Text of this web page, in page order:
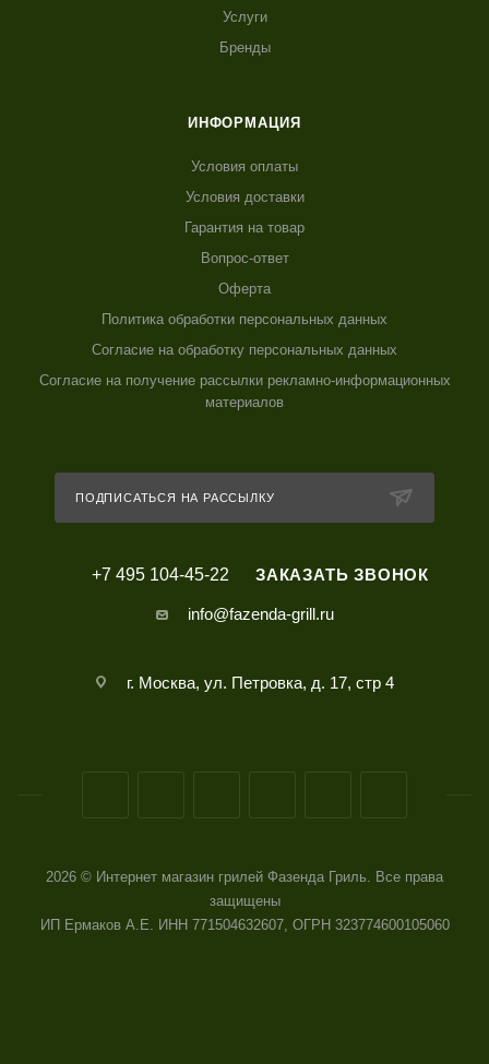
Услуги
Бренды
ИНФОРМАЦИЯ
Условия оплаты
Условия доставки
Гарантия на товар
Вопрос-ответ
Оферта
Политика обработки персональных данных
Согласие на обработку персональных данных
Согласие на получение рассылки рекламно-информационных
материалов
ПОДПИСАТЬСЯ НА РАССЫЛКУ
+7 495 104-45-22 ЗАКАЗАТЬ ЗВОНОК
info@fazenda-grill.ru
г. Москва, ул. Петровка, д. 17, стр 4
2026 © Интернет магазин грилей Фазенда Гриль. Все права
защищены
ИП Ермаков А.Е. ИНН 771504632607, ОГРН 323774600105060